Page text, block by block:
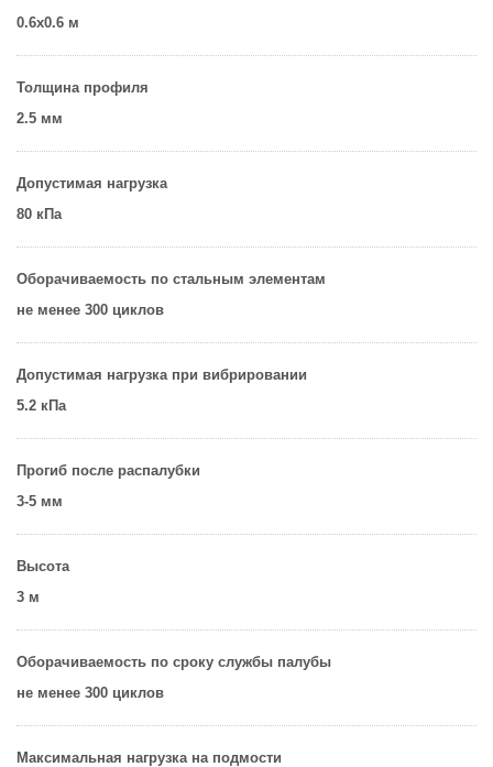
0.6х0.6 м
Толщина профиля
2.5 мм
Допустимая нагрузка
80 кПа
Оборачиваемость по стальным элементам
не менее 300 циклов
Допустимая нагрузка при вибрировании
5.2 кПа
Прогиб после распалубки
3-5 мм
Высота
3 м
Оборачиваемость по сроку службы палубы
не менее 300 циклов
Максимальная нагрузка на подмости